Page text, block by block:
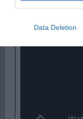
Data Deletion